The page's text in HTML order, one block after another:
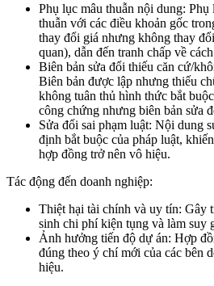
Phụ lục mâu thuẫn nội dung:
thuẫn với các điều khoản gốc
thay đổi giá nhưng không thay
quan), dẫn đến tranh chấp về
Biên bản sửa đổi thiếu căn cứ/
Biên bản được lập nhưng thiếu
không tuân thủ hình thức bắt
công chứng nhưng biên bản sửa
Sửa đổi sai phạm luật: Nội dung
định bắt buộc của pháp luật,
hợp đồng trở nên vô hiệu.
Tác động đến doanh nghiệp:
Thiệt hại tài chính và uy tín: Gây
sinh chi phí kiện tụng và làm suy
Ảnh hưởng tiến độ dự án: Hợp
đúng theo ý chí mới của các bên
hiệu.